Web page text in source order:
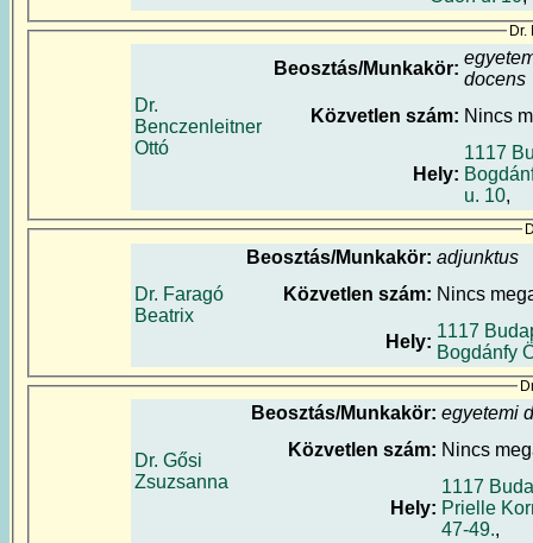
Dr.
Dr.
Benczenleitner
Ottó
Beosztás/Munkakör:
docens
Közvetlen szám: Nincs
Hely:
1117
u. 10,
Dr. Faragó
Beatrix
Beosztás/Munkakör: adjunktus
Közvetlen szám: Nincs
Hely:
1117
Bogdánfy
Dr. Gősi
Zsuzsanna
Beosztás/Munkakör: egyetemi
Közvetlen szám: Nincs
Hely:
1117
Prielle
47-49.,